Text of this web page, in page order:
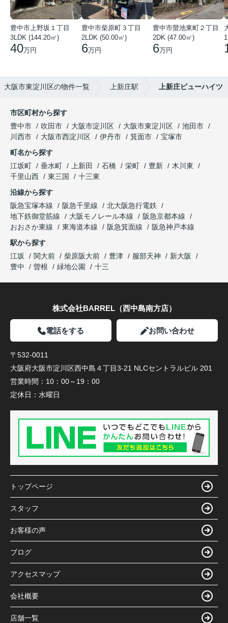
豊中市上野坂１丁目
3LDK (144.20㎡)
40万円
豊中市柴原町３丁目
2LDK (50.00㎡)
6万円
豊中市螢池東町２丁目
2DK (47.00㎡)
6万円
大阪市東淀川区の物件一覧 上新庄駅 上新庄ビューハイツ
市区町村から探す
豊中市
吹田市 大阪市淀川区 大阪市東淀川区
池田市
川西市
大阪市西淀川区 伊丹市 箕面市
宝塚市
町名から探す
江坂町
垂水町 上新田 石橋 栄町 豊新
木川東
千里山西
東三国
十三東
沿線から探す
阪急宝塚本線
阪急千里線
北大阪急行電鉄
地下鉄御堂筋線
大阪モノレール本線
阪急京都本線
おおさか東線
東海道本線 阪急箕面線
阪急神戸本線
駅から探す
江坂
関大前 柴原阪大前 豊津 服部天神
新大阪
豊中
曽根 緑地公園 十三
株式会社BARREL（西中島南方店）
電話をする お問い合わせ
〒532-0011
大阪府大阪市淀川区西中島４丁目3-21 NLCセントラルビル 201
営業時間： 10：00～19：00
定休日： 水曜日
トップページ
スタッフ
お客様の声
ブログ
アクセスマップ
会社概要
店舗一覧